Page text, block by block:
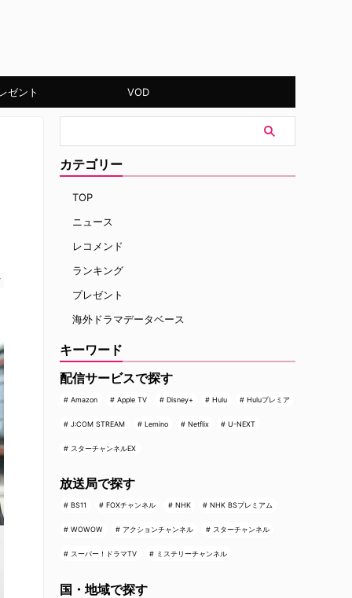
ゼント VOD
カテゴリー
TOP
ニュース
レコメンド
ランキング
プレゼント
海外ドラマデータベース
キーワード
配信サービスで探す
Amazon Apple TV Disney+ Hulu Huluプレミア
J:COM STREAM Lemino Netflix U-NEXT
スターチャンネルEX
放送局で探す
BS11 FOXチャンネル NHK NHK BSプレミアム
WOWOW アクションチャンネル スターチャンネル
スーパー！ドラマTV ミステリーチャンネル
国・地域で探す